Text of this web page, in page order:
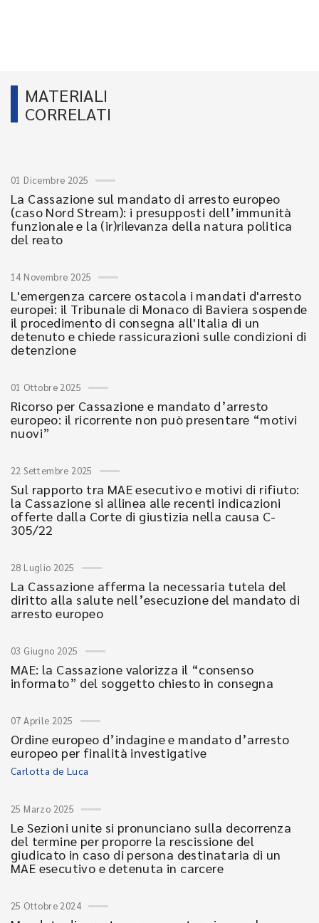
MATERIALI
CORRELATI
01 Dicembre 2025
La Cassazione sul mandato di arresto europeo
(caso Nord Stream): i presupposti dell’immunità
funzionale e la (ir)rilevanza della natura politica
del reato
14 Novembre 2025
L'emergenza carcere ostacola i mandati d'arresto
europei: il Tribunale di Monaco di Baviera sospende
il procedimento di consegna all'Italia di un
detenuto e chiede rassicurazioni sulle condizioni di
detenzione
01 Ottobre 2025
Ricorso per Cassazione e mandato d’arresto
europeo: il ricorrente non può presentare “motivi
nuovi”
22 Settembre 2025
Sul rapporto tra MAE esecutivo e motivi di rifiuto:
la Cassazione si allinea alle recenti indicazioni
offerte dalla Corte di giustizia nella causa C-
305/22
28 Luglio 2025
La Cassazione afferma la necessaria tutela del
diritto alla salute nell’esecuzione del mandato di
arresto europeo
03 Giugno 2025
MAE: la Cassazione valorizza il “consenso
informato” del soggetto chiesto in consegna
07 Aprile 2025
Ordine europeo d’indagine e mandato d’arresto
europeo per finalità investigative
Carlotta de Luca
25 Marzo 2025
Le Sezioni unite si pronunciano sulla decorrenza
del termine per proporre la rescissione del
giudicato in caso di persona destinataria di un
MAE esecutivo e detenuta in carcere
25 Ottobre 2024